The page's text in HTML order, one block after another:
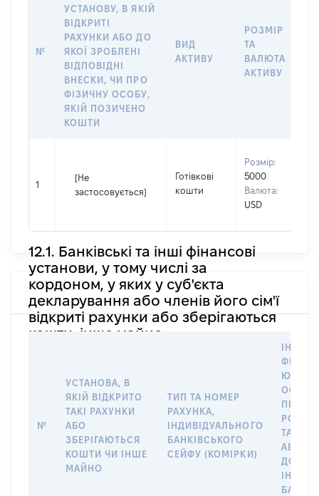
№
УСТАНОВУ, В ЯКІЙ
ВІДКРИТІ
РАХУНКИ АБО ДО
ЯКОЇ ЗРОБЛЕНІ
ВІДПОВІДНІ
ВНЕСКИ, ЧИ ПРО
ФІЗИЧНУ ОСОБУ,
ЯКІЙ ПОЗИЧЕНО
КОШТИ
ВИД
АКТИВУ
РОЗМІР
ТА
ВАЛЮТА
АКТИВУ
1
[Не
застосовується]
Готівкові
кошти
Розмір:
5000
Валюта:
USD
12.1. Банківські та інші фінансові
установи, у тому числі за
кордоном, у яких у суб'єкта
декларування або членів його сім'ї
відкриті рахунки або зберігаються
кошти, інше майно
№
УСТАНОВА, В
ЯКІЙ ВІДКРИТО
ТАКІ РАХУНКИ
АБО
ЗБЕРІГАЮТЬСЯ
КОШТИ ЧИ ІНШЕ
МАЙНО
ТИП ТА НОМЕР
РАХУНКА,
ІНДИВІДУАЛЬНОГО
БАНКІВСЬКОГО
СЕЙФУ (КОМІРКИ)
ПРАВО
ТАКИМ
АБО
ДО